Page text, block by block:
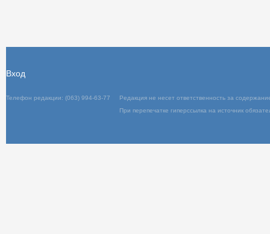
Телефон редакции: (063) 994-63-77
При